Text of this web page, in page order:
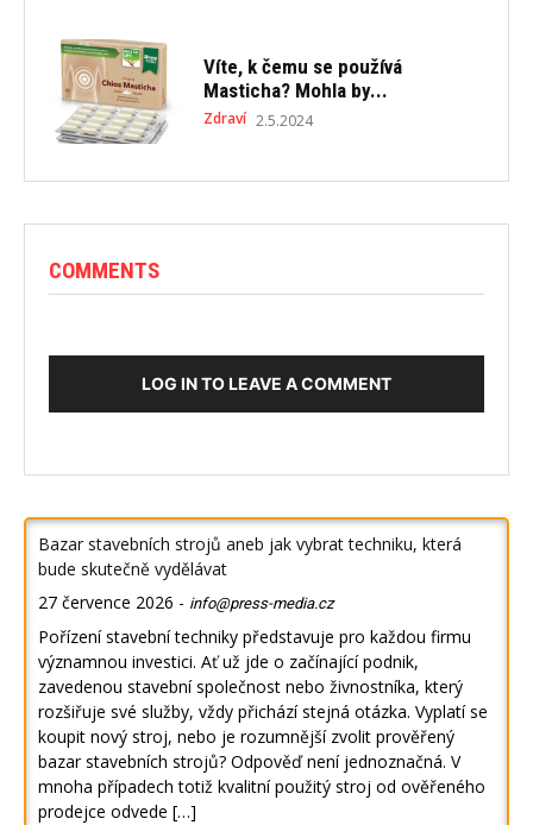
Víte, k čemu se používá
Masticha? Mohla by...
Zdraví 2.5.2024
COMMENTS
LOG IN TO LEAVE A COMMENT
Bazar stavebních strojů aneb jak vybrat techniku, která
bude skutečně vydělávat
27 července 2026 - info@press-media.cz
Pořízení stavební techniky představuje pro každou firmu
významnou investici. Ať už jde o začínající podnik,
zavedenou stavební společnost nebo živnostníka, který
rozšiřuje své služby, vždy přichází stejná otázka. Vyplatí se
koupit nový stroj, nebo je rozumnější zvolit prověřený
bazar stavebních strojů? Odpověď není jednoznačná. V
mnoha případech totiž kvalitní použitý stroj od ověřeného
prodejce odvede […]